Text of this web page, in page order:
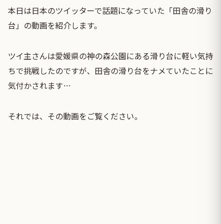
本日は日本のツイッターで話題になっていた「田舎の滑り
台」の動画を紹介します。
ツイ主さんは愛媛県の神の森公園にある滑り台に軽い気持
ちで挑戦したのですが、田舎の滑り台をナメていたことに
気付かされます…
それでは、その動画をご覧ください。